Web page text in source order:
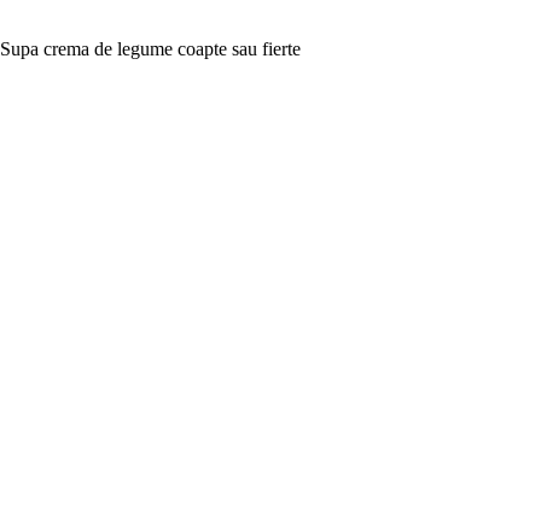
Supa crema de legume coapte sau fierte